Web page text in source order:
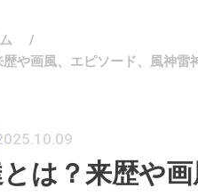
/
や画風、エピソード、風神
は？来歴や